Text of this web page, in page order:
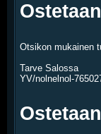
Ostetaan
Otsikon mukainen
Tarve Salossa
YV/nolnelnol-
Ostetaan